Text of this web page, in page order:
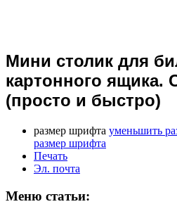
Мини столик для
картонного ящика.
(просто и быстро)
размер шрифта уменьшить
размер шрифта
Печать
Эл. почта
Меню статьи: